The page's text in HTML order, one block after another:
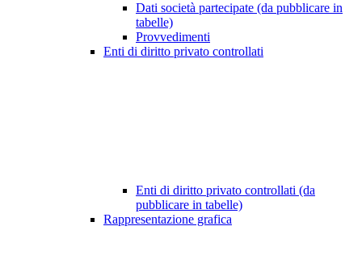
Dati società partecipate (da pubblicare in
tabelle)
Provvedimenti
Enti di diritto privato controllati
Enti di diritto privato controllati (da
pubblicare in tabelle)
Rappresentazione grafica